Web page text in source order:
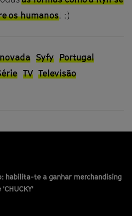
os humanos! :)
Syfy Portugal
TV Televisão
habilita-te a ganhar merchandising